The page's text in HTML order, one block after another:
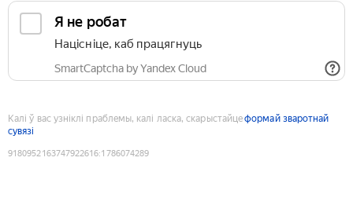
Я не робат
Націсніце, каб працягнуць
SmartCaptcha by Yandex Cloud
Калі ў вас узніклі праблемы, калі ласка, скарыстайцеформай зваротнай
сувязі
9180952163747922616:1786074289